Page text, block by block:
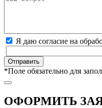
Я даю согласие на
*Поле обязательно для
ОФОРМИТЬ